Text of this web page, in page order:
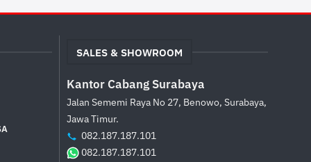
SALES & SHOWROOM
Kantor Cabang Surabaya
Jalan Sememi Raya No 27, Benowo, Surabaya,
Jawa Timur.
082.187.187.101
082.187.187.101